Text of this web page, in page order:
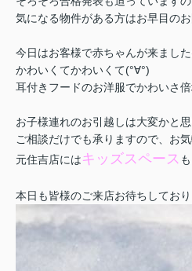
気になる物件がある方はお早目のお
今日はお客様で赤ちゃんが来まし
かわいくてかわいくて(°∀°)
耳付きフードのお洋服でかわいさ
お子様連れのお引越しは大変かと思
ご相談だけでも承りますので、お
元住吉店にはキッズスペース
本日も皆様のご来店お待ちしてお